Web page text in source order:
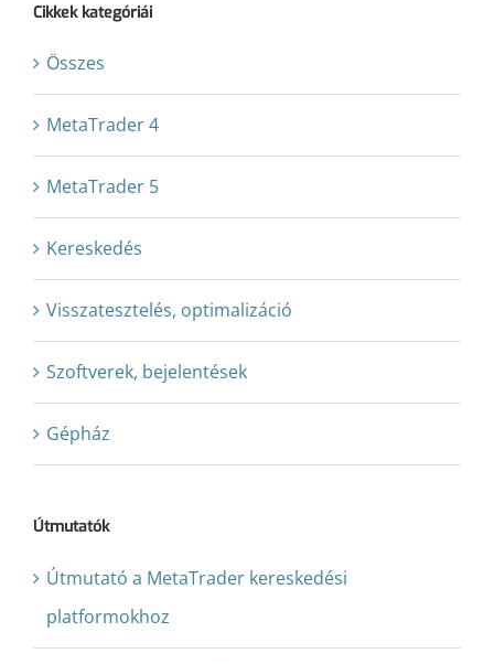
Cikkek kategóriái
Összes
MetaTrader 4
MetaTrader 5
Kereskedés
Visszatesztelés, optimalizáció
Szoftverek, bejelentések
Gépház
Útmutatók
Útmutató a MetaTrader kereskedési
platformokhoz